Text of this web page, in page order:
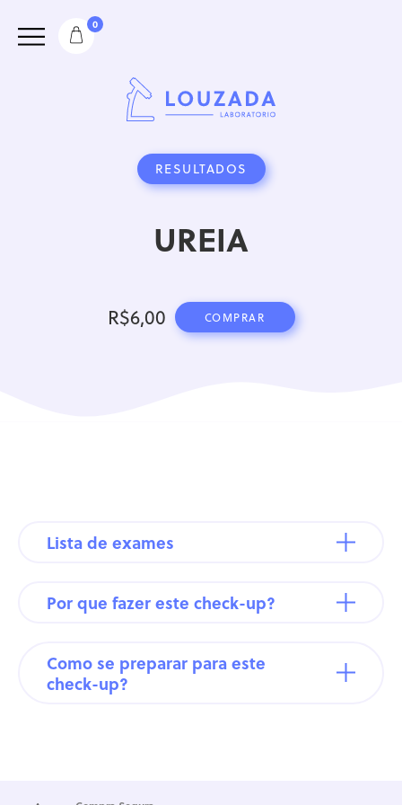
0
RESULTADOS
UREIA
R$6,00 COMPRAR
Lista de exames
Por que fazer este check-up?
Como se preparar para este
check-up?